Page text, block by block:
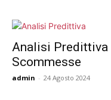
Analisi Predittiva
Scommesse
admin - 24 Agosto 2024